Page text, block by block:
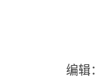
编辑